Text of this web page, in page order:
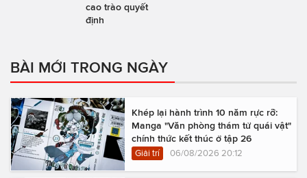
cao trào quyết
định
BÀI MỚI TRONG NGÀY
Khép lại hành trình 10 năm rực rỡ:
Manga "Văn phòng thám tử quái vật"
chính thức kết thúc ở tập 26
Giải trí 06/08/2026 20:12